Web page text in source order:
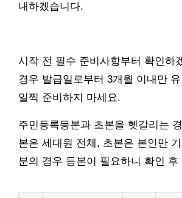
내하겠습니다.
시작 전 필수 준비사항부터 확인하
경우 발급일로부터 3개월 이내만
일찍 준비하지 마세요.
주민등록등본과 초본을 헷갈리는
본은 세대원 전체, 초본은 본인만
분의 경우 등본이 필요하니 확인 후